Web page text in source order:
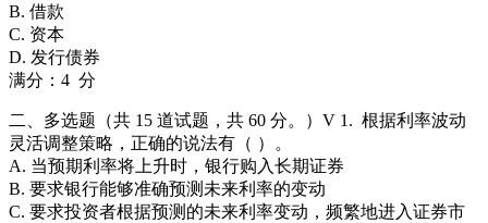
B. 借款
C. 资本
D. 发行债券
满分：4 分
二、多选题（共 15 道试题，共 60 分。）V 1. 根据利率波动
灵活调整策略，正确的说法有（ ）。
A. 当预期利率将上升时，银行购入长期证券
B. 要求银行能够准确预测未来利率的变动
C. 要求投资者根据预测的未来利率变动，频繁地进入证券市